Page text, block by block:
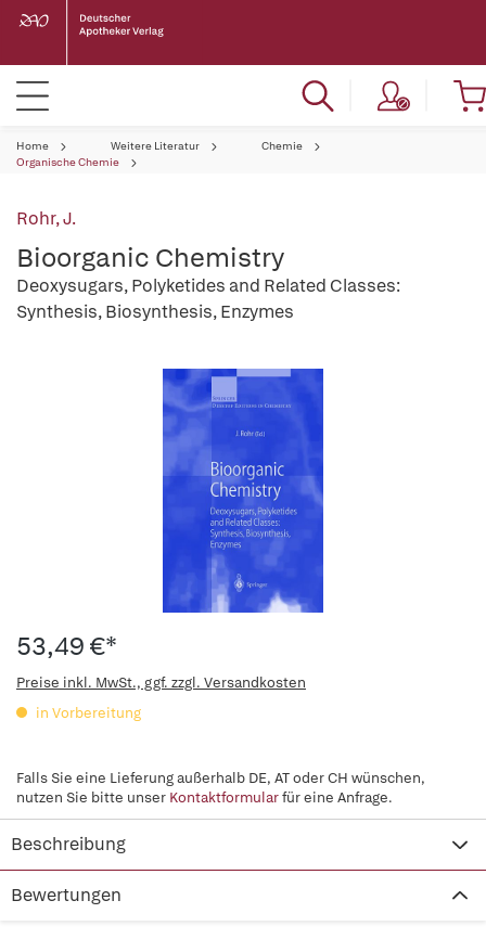
Home Weitere Literatur
Chemie
Organische Chemie
Rohr, J.
Bioorganic Chemistry
Deoxysugars, Polyketides and Related Classes:
Synthesis, Biosynthesis, Enzymes
53,49 €*
Preise inkl. MwSt., ggf. zzgl. Versandkosten
in Vorbereitung
Falls Sie eine Lieferung außerhalb DE, AT oder CH wünschen,
nutzen Sie bitte unser Kontaktformularfür eine Anfrage.
Beschreibung
Bewertungen